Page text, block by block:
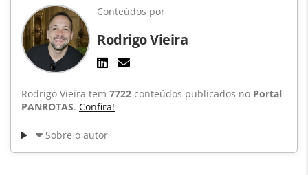
Conteúdos por
Rodrigo Vieira
Rodrigo Vieira tem 7722 conteúdos publicados no Portal
PANROTAS. Confira!
Sobre o autor